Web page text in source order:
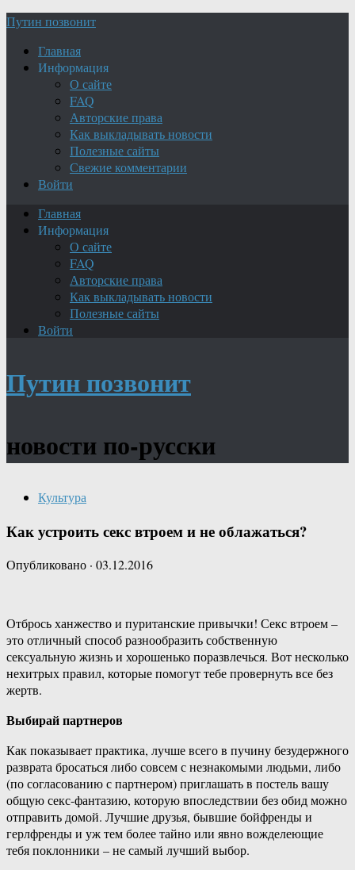
Путин позвонит
Главная
Информация
О сайте
FAQ
Авторские права
Как выкладывать новости
Полезные сайты
Свежие комментарии
Войти
Главная
Информация
О сайте
FAQ
Авторские права
Как выкладывать новости
Полезные сайты
Войти
Путин позвонит
новости по-русски
Культура
Как устроить секс втроем и не облажаться?
Опубликовано · 03.12.2016
Отбрось ханжество и пуританские привычки! Секс втроем –
это отличный способ разнообразить собственную
сексуальную жизнь и хорошенько поразвлечься. Вот несколько
нехитрых правил, которые помогут тебе провернуть все без
жертв.
Выбирай партнеров
Как показывает практика, лучше всего в пучину безудержного
разврата бросаться либо совсем с незнакомыми людьми, либо
(по согласованию с партнером) приглашать в постель вашу
общую секс-фантазию, которую впоследствии без обид можно
отправить домой. Лучшие друзья, бывшие бойфренды и
герлфренды и уж тем более тайно или явно вожделеющие
тебя поклонники – не самый лучший выбор.